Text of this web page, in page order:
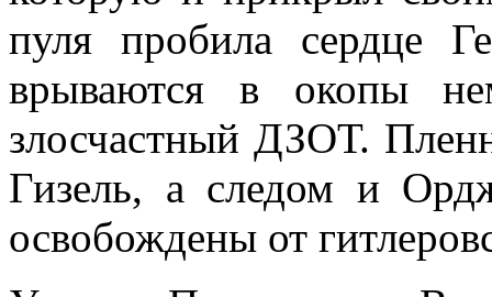
пуля пробила сердце
врываются в окопы
злосчастный ДЗОТ.
Гизель, а следом и
освобождены от